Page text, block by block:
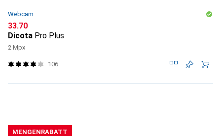
Webcam
CHF
33.70
Dicota Pro Plus
2 Mpx
106
MENGENRABATT